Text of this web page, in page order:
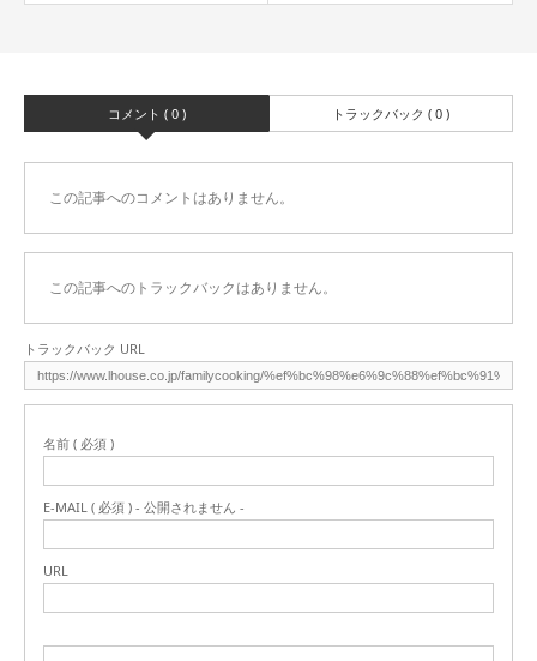
コメント ( 0 ) トラックバック ( 0 )
この記事へのコメントはありません。
この記事へのトラックバックはありません。
トラックバック URL
名前 ( 必須 )
E-MAIL ( 必須 ) - 公開されません -
URL